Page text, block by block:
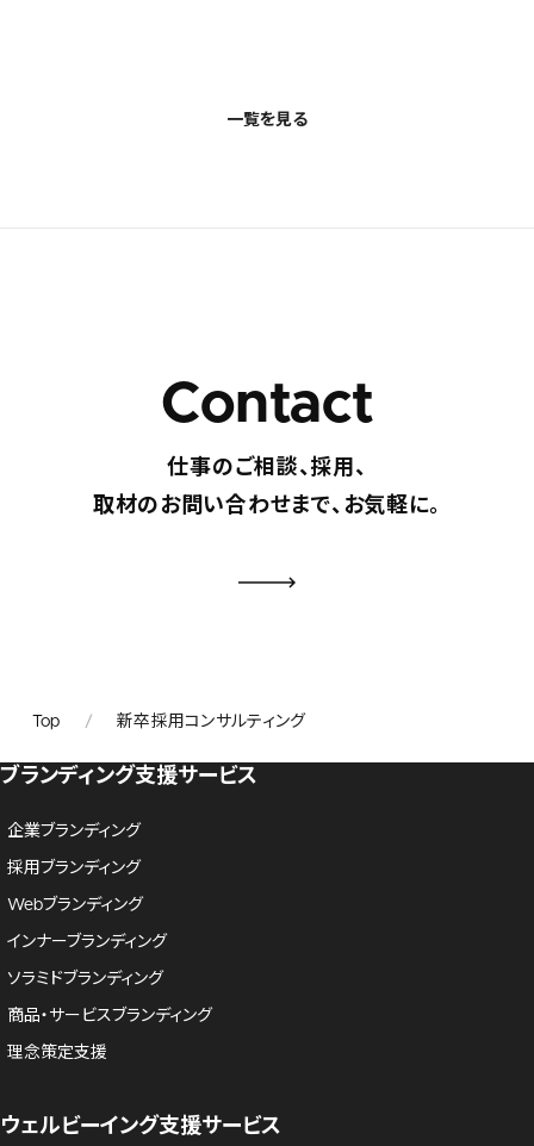
一覧を見る
Contact
仕事のご相談、採用、
取材のお問い合わせまで、お気軽に。
Top 新卒採用コンサルティング
ブランディング支援サービス
企業ブランディング
採用ブランディング
Webブランディング
インナーブランディング
ソラミドブランディング
商品・サービスブランディング
理念策定支援
ウェルビーイング支援サービス